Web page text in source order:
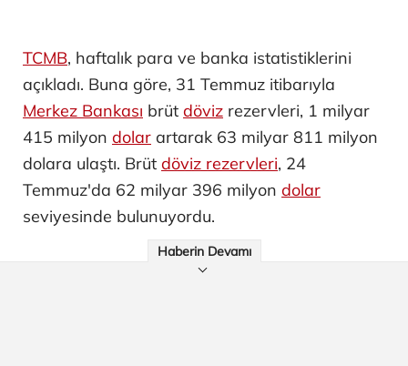
TCMB, haftalık para ve banka istatistiklerini
açıkladı. Buna göre, 31 Temmuz itibarıyla
Merkez Bankası brüt döviz rezervleri, 1 milyar
415 milyon dolar artarak 63 milyar 811 milyon
dolara ulaştı. Brüt döviz rezervleri, 24
Temmuz'da 62 milyar 396 milyon dolar
seviyesinde bulunuyordu.
Haberin Devamı